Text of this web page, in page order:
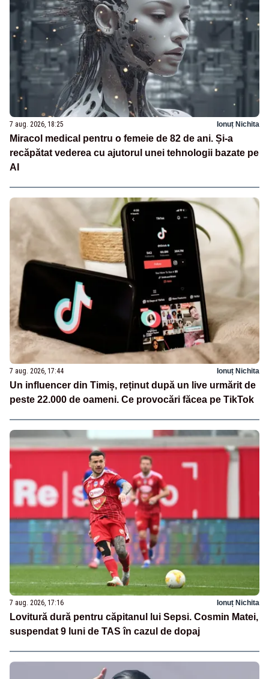
7 aug. 2026, 18:25 Ionuț Nichita
Miracol medical pentru o femeie de 82 de ani. Și-a
recăpătat vederea cu ajutorul unei tehnologii bazate pe
AI
7 aug. 2026, 17:44 Ionuț Nichita
Un influencer din Timiș, reținut după un live urmărit de
peste 22.000 de oameni. Ce provocări făcea pe TikTok
7 aug. 2026, 17:16 Ionuț Nichita
Lovitură dură pentru căpitanul lui Sepsi. Cosmin Matei,
suspendat 9 luni de TAS în cazul de dopaj